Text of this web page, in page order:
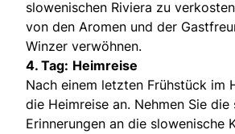
slowenischen Riviera zu
von den Aromen und der
Winzer verwöhnen.
4. Tag: Heimreise
Nach einem letzten Frühstück im
die Heimreise an. Nehmen Sie die
Erinnerungen an die slowenische